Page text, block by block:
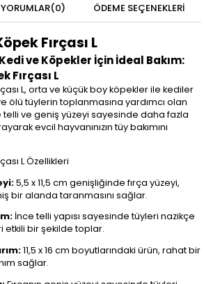
YORUMLAR(0) ÖDEME SEÇENEKLERI
Fırçası L
ve Köpekler İçin İdeal Bakım:
Fırçası L
L, orta ve küçük boy köpekler ile kediler
ölü tüylerin toplanmasına yardımcı olan
telli ve geniş yüzeyi sayesinde daha fazla
evcil hayvanınızın tüy bakımını
L Özellikleri
5,5 x 11,5 cm genişliğinde fırça yüzeyi,
bir alanda taranmasını sağlar.
İnce telli yapısı sayesinde tüyleri nazikçe
etkili bir şekilde toplar.
11,5 x 16 cm boyutlarındaki ürün, rahat bir
sağlar.